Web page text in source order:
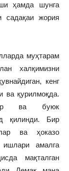
ҳамда шунга
жория
муҳтарам
халқимизни
кенг
ва қурилмоқда.
ва буюк
қилинди. Бир
ва ҳоказо
амалга
мақталган